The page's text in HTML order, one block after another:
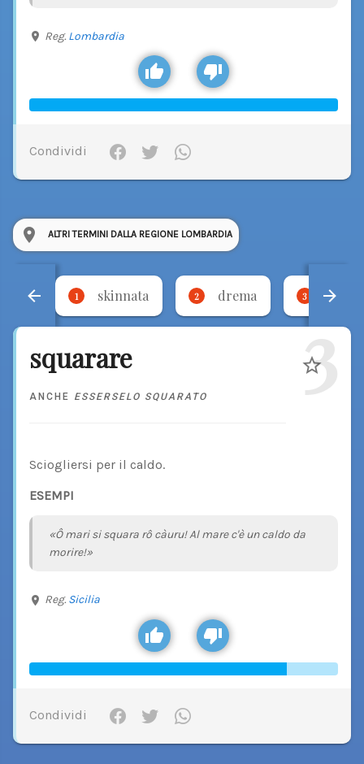
Reg. Lombardia
Condividi
ALTRI TERMINI DALLA REGIONE LOMBARDIA
1 skinnata 2 drema 3
squarare
ANCHE ESSERSELO SQUARATO 3
Sciogliersi per il caldo.
ESEMPI
«Ô mari si squara rô càuru! Al mare c'è un caldo da
morire!»
Reg. Sicilia
Condividi